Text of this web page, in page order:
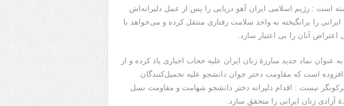
: رژیم اسلامی ایران آهو دریایی را پس از عمل دلیرانه‌اش
را برانگیخته به واحد سلامت رفتاری منتقل کرده و می‌خواهد با
آنان را بی اعتبار سازد.
عنوان نماد جدید مبارزۀ زنان ایران علیه حجاب اجباری یاد کرده و از
است که مقاومت دختر جوان دانشجو علیه تحمیل‌کنندگان
نیست : اقدام دلیرانه دختر دانشجو شهامت و مقاومت نسل
زنان ایرانی را متحقق سازد.